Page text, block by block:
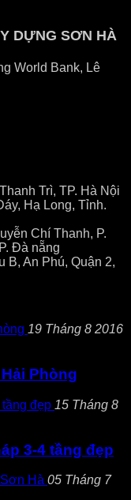
DỰNG SƠN HÀ
World Bank, Lê
Trì, TP. Hà Nội
Hạ Long, Tỉnh.
Chí Thanh, P.
Đà nẵng
B, An Phú, Quận 2,
19 Tháng 8 2016
Phòng
15 Tháng 8
3-4 tầng đẹp
05 Tháng 7